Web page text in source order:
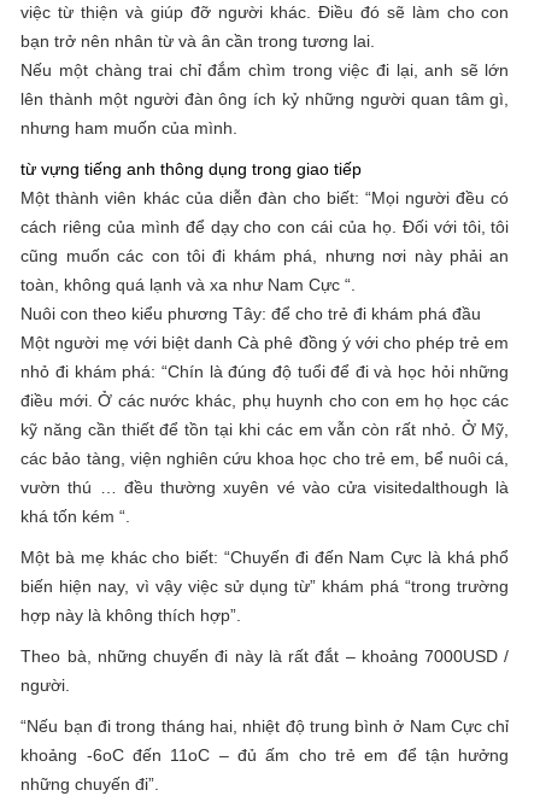
việc từ thiện và giúp đỡ người khác. Điều đó sẽ làm cho con
bạn trở nên nhân từ và ân cần trong tương lai.
Nếu một chàng trai chỉ đắm chìm trong việc đi lại, anh sẽ lớn
lên thành một người đàn ông ích kỷ những người quan tâm gì,
nhưng ham muốn của mình.
từ vựng tiếng anh thông dụng trong giao tiếp
Một thành viên khác của diễn đàn cho biết: “Mọi người đều có
cách riêng của mình để dạy cho con cái của họ. Đối với tôi, tôi
cũng muốn các con tôi đi khám phá, nhưng nơi này phải an
toàn, không quá lạnh và xa như Nam Cực “.
Nuôi con theo kiểu phương Tây: để cho trẻ đi khám phá đầu
Một người mẹ với biệt danh Cà phê đồng ý với cho phép trẻ em
nhỏ đi khám phá: “Chín là đúng độ tuổi để đi và học hỏi những
điều mới. Ở các nước khác, phụ huynh cho con em họ học các
kỹ năng cần thiết để tồn tại khi các em vẫn còn rất nhỏ. Ở Mỹ,
các bảo tàng, viện nghiên cứu khoa học cho trẻ em, bể nuôi cá,
vườn thú … đều thường xuyên vé vào cửa visitedalthough là
khá tốn kém “.
Một bà mẹ khác cho biết: “Chuyến đi đến Nam Cực là khá phổ
biến hiện nay, vì vậy việc sử dụng từ” khám phá “trong trường
hợp này là không thích hợp”.
Theo bà, những chuyến đi này là rất đắt – khoảng 7000USD /
người.
“Nếu bạn đi trong tháng hai, nhiệt độ trung bình ở Nam Cực chỉ
khoảng -6oC đến 11oC – đủ ấm cho trẻ em để tận hưởng
những chuyến đi”.